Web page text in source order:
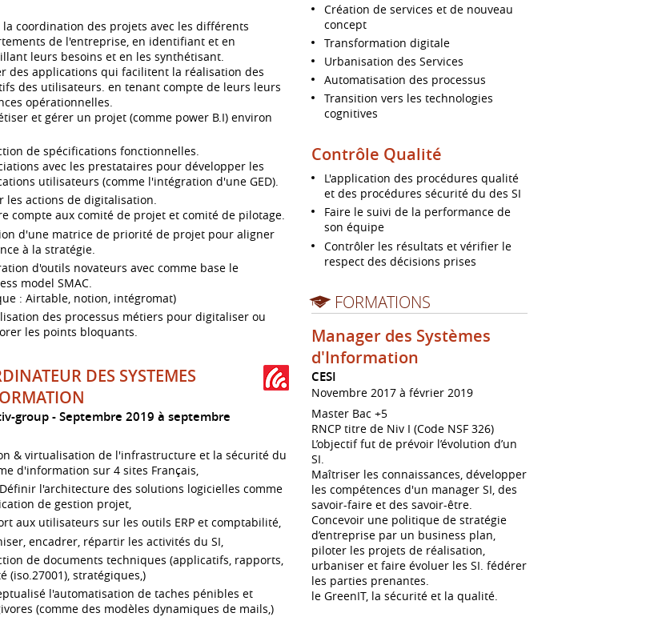
la coordination des projets avec les différents
de l'entreprise, en identifiant et en
leurs besoins et en les synthétisant.
des applications qui facilitent la réalisation des
des utilisateurs. en tenant compte de leurs leurs
opérationnelles.
et gérer un projet (comme power B.I) environ
de spécifications fonctionnelles.
avec les prestataires pour développer les
utilisateurs (comme l'intégration d'une GED).
les actions de digitalisation.
compte aux comité de projet et comité de pilotage.
d'une matrice de priorité de projet pour aligner
à la stratégie.
d'outils novateurs avec comme base le
model SMAC.
: Airtable, notion, intégromat)
des processus métiers pour digitaliser ou
les points bloquants.
DES SYSTEMES
group
Septembre 2019 à septembre
& virtualisation de l'infrastructure et la sécurité du
d'information sur 4 sites Français,
l'architecture des solutions logicielles comme
de gestion projet,
aux utilisateurs sur les outils ERP et comptabilité,
encadrer, répartir les activités du SI,
de documents techniques (applicatifs, rapports,
(iso.27001), stratégiques,)
l'automatisation de taches pénibles et
(comme des modèles dynamiques de mails,)
Création de services et de nouveau
concept
Transformation digitale
Urbanisation des Services
Automatisation des processus
Transition vers les technologies
cognitives
Contrôle Qualité
L'application des procédures qualité
et des procédures sécurité du des SI
Faire le suivi de la performance de
son équipe
Contrôler les résultats et vérifier le
respect des décisions prises
FORMATIONS
Manager des Systèmes
d'Information
CESI
Novembre 2017 à février 2019
Master Bac +5
RNCP titre de Niv I (Code NSF 326)
L’objectif fut de prévoir l’évolution d’un
SI.
Maîtriser les connaissances, développer
les compétences d'un manager SI, des
savoir-faire et des savoir-être.
Concevoir une politique de stratégie
d’entreprise par un business plan,
piloter les projets de réalisation,
urbaniser et faire évoluer les SI. fédérer
les parties prenantes.
le GreenIT, la sécurité et la qualité.